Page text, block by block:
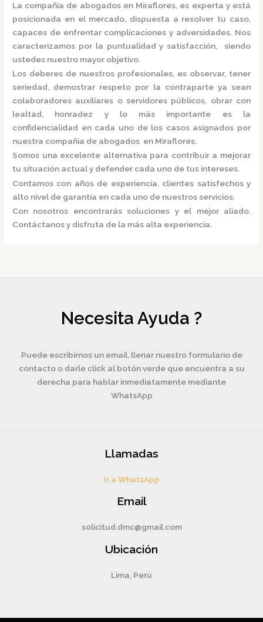
La compañia de abogados en Miraflores, es experta y está
posicionada en el mercado, dispuesta a resolver tu caso,
capaces de enfrentar complicaciones y adversidades. Nos
caracterizamos por la puntualidad y satisfacción, siendo
ustedes nuestro mayor objetivo.
Los deberes de nuestros profesionales, es observar, tener
seriedad, demostrar respeto por la contraparte ya sean
colaboradores auxiliares o servidores públicos, obrar con
lealtad, honradez y lo más importante es la
confidencialidad en cada uno de los casos asignados por
nuestra compañia de abogados en Miraflores.
Somos una excelente alternativa para contribuir a mejorar
tu situación actual y defender cada uno de tus intereses.
Contamos con años de experiencia, clientes satisfechos y
alto nivel de garantía en cada uno de nuestros servicios.
Con nosotros encontrarás soluciones y el mejor aliado.
Contáctanos y disfruta de la más alta experiencia.
Necesita Ayuda ?
Puede escribirnos un email, llenar nuestro formulario de
contacto o darle click al botón verde que encuentra a su
derecha para hablar inmediatamente mediante
WhatsApp
Llamadas
Ir a WhatsApp
Email
solicitud.dmc@gmail.com
Ubicación
Lima, Perú